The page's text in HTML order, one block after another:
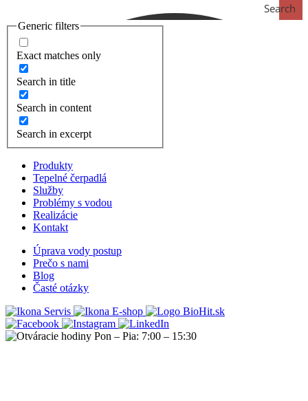
Search
Generic filters
Exact matches only
Search in title
Search in content
Search in excerpt
Produkty
Tepelné čerpadlá
Služby
Problémy s vodou
Realizácie
Kontakt
Úprava vody postup
Prečo s nami
Blog
Časté otázky
Servis
E-shop
Pon – Pia: 7:00 – 15:30